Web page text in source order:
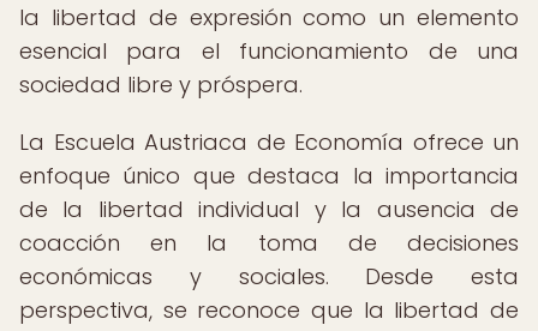
la libertad de expresión como un elemento
esencial para el funcionamiento de una
sociedad libre y próspera.
La Escuela Austriaca de Economía ofrece un
enfoque único que destaca la importancia
de la libertad individual y la ausencia de
coacción en la toma de decisiones
económicas y sociales. Desde esta
perspectiva, se reconoce que la libertad de